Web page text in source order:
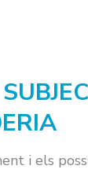
i els